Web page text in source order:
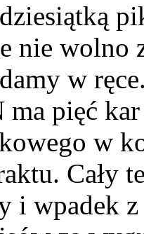
nie wolno
w
ma pięć
w
Cały
i wpadek z